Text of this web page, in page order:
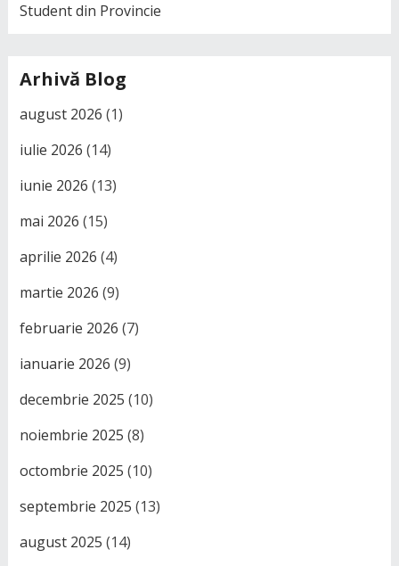
Student din Provincie
Arhivă Blog
august 2026 (1)
iulie 2026 (14)
iunie 2026 (13)
mai 2026 (15)
aprilie 2026 (4)
martie 2026 (9)
februarie 2026 (7)
ianuarie 2026 (9)
decembrie 2025 (10)
noiembrie 2025 (8)
octombrie 2025 (10)
septembrie 2025 (13)
august 2025 (14)